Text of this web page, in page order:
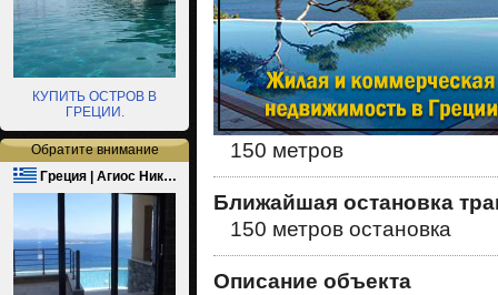
КУПИТЬ ОСТРОВ В
ГРЕЦИИ.
Обратите внимание
Греция | Агиос Ник…
150 метров
Ближайшая остановка
150 метров остановка
Описание объекта